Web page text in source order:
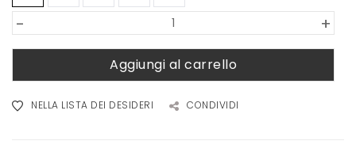
+
-
Aggiungi al carrello
NELLA LISTA DEI DESIDERI CONDIVIDI